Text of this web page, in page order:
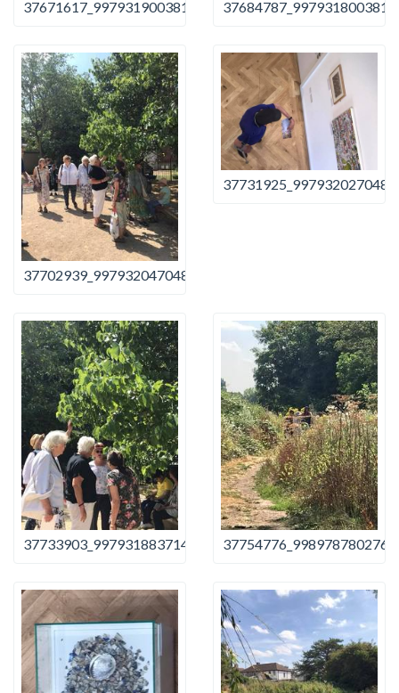
37671617_997931900381551_4317265366041493504_n
37702939_997932047048203_4796907994895876096_n
37733903_997931883714886_8475436192727302144_n